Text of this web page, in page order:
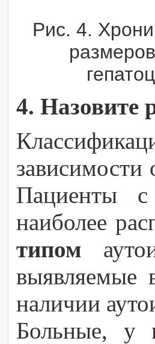
Рис. 4.
4. Назовите
Пациенты
наиболее
типом
выявляемые
наличии
Больные, у